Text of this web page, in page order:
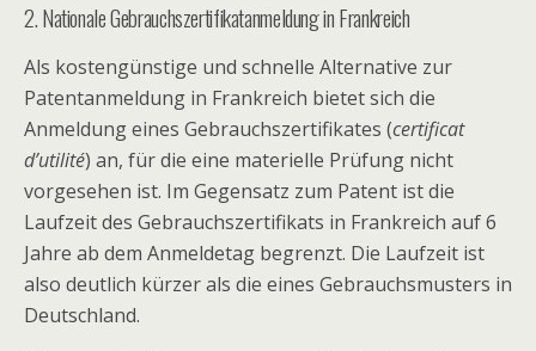
2. Nationale Gebrauchszertifikatanmeldung in Frankreich
Als kostengünstige und schnelle Alternative zur
Patentanmeldung in Frankreich bietet sich die
Anmeldung eines Gebrauchszertifikates (certificat
d’utilité) an, für die eine materielle Prüfung nicht
vorgesehen ist. Im Gegensatz zum Patent ist die
Laufzeit des Gebrauchszertifikats in Frankreich auf 6
Jahre ab dem Anmeldetag begrenzt. Die Laufzeit ist
also deutlich kürzer als die eines Gebrauchsmusters in
Deutschland.